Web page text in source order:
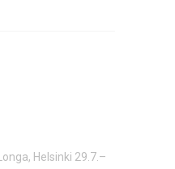
Helsinki 29.7.–